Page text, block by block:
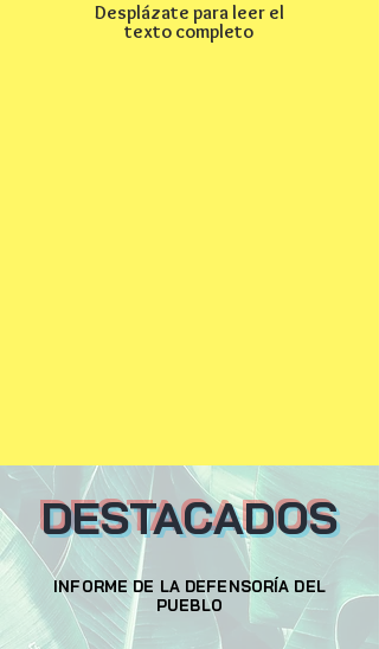
Desplázate para leer el
texto completo
DESTACADOS
INFORME DE LA DEFENSORÍA DEL
PUEBLO